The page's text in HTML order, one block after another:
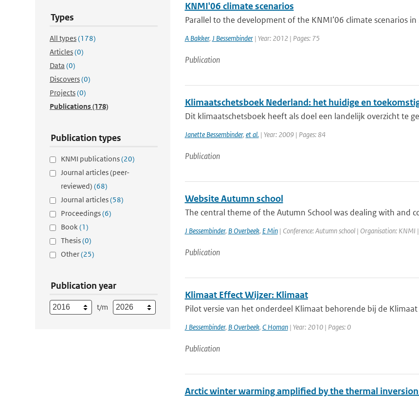
Types
All types(178)
Articles(0)
Data (0)
Discovers(0)
Projects(0)
Publications(178)
Publication types
KNMI publications(20)
Journal articles (peer-
reviewed) (68)
Journal articles(58)
Proceedings(6)
Book(1)
Thesis(0)
Other(25)
Publication year
t/m
KNMI'06 climate scenarios
Parallel to the development of the KNMI’06 climate scenarios
A Bakker, J Bessembinder| Year: 2012 | Pages: 75
Publication
Klimaatschetsboek Nederland: het huidige en
Dit klimaatschetsboek heeft als doel een landelijk overzicht te
Janette Bessembinder, et al.| Year: 2009 | Pages: 84
Publication
Website Autumn school
The central theme of the Autumn School was dealing with and
J Bessembinder, B Overbeek, E Min| Conference: Autumn school | Organisation: KNMI
Publication
Klimaat Effect Wijzer: Klimaat
Pilot versie van het onderdeel Klimaat behorende bij de
J Bessembinder, B Overbeek, C Homan| Year: 2010 | Pages: 0
Publication
Arctic winter warming amplified by the thermal